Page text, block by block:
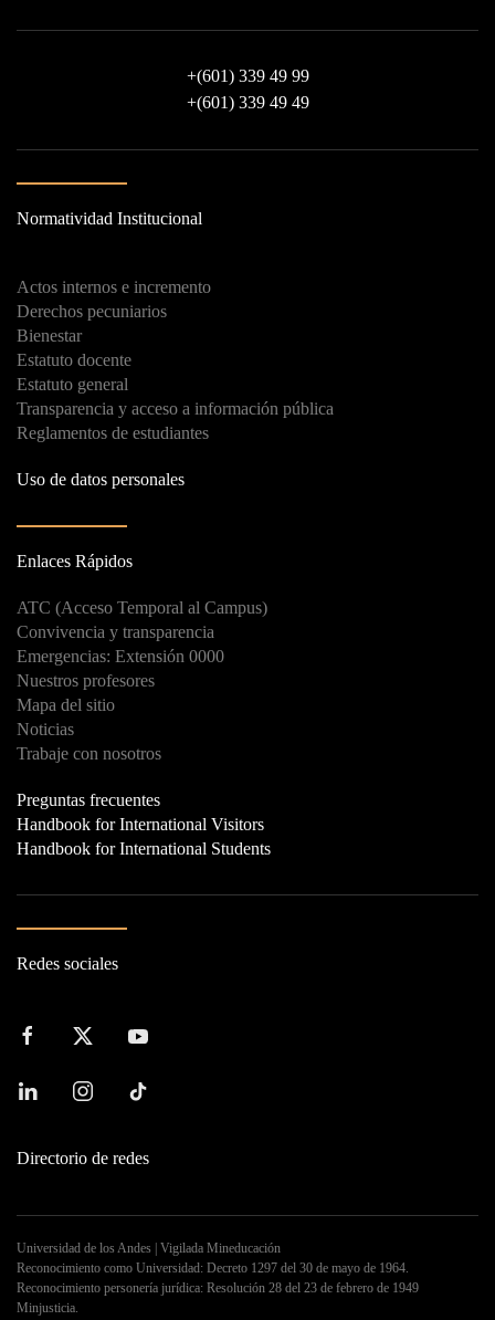
+(601) 339 49 99
+(601) 339 49 49
Normatividad Institucional
Actos internos e incremento
Derechos pecuniarios
Bienestar
Estatuto docente
Estatuto general
Transparencia y acceso a información pública
Reglamentos de estudiantes
Uso de datos personales
Enlaces Rápidos
ATC (Acceso Temporal al Campus)
Convivencia y transparencia
Emergencias: Extensión 0000
Nuestros profesores
Mapa del sitio
Noticias
Trabaje con nosotros
Preguntas frecuentes
Handbook for International Visitors
Handbook for International Students
Redes sociales
Directorio de redes
Universidad de los Andes | Vigilada Mineducación
Reconocimiento como Universidad: Decreto 1297 del 30 de mayo de 1964.
Reconocimiento personería jurídica: Resolución 28 del 23 de febrero de 1949
Minjusticia.